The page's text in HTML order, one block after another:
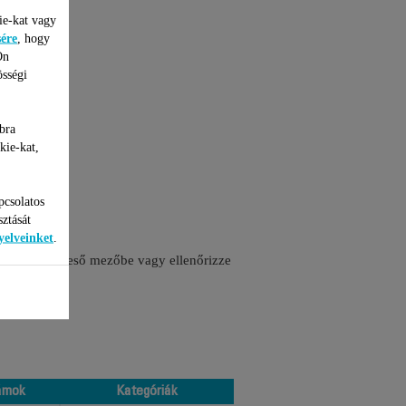
a kereső mezőbe vagy ellenőrizze
Kategóriák
kat vagy
, hogy
kat,